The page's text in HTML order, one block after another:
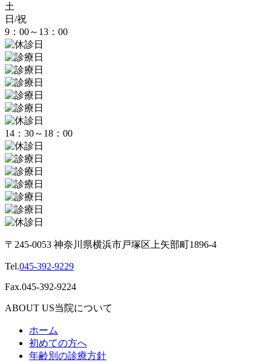
土
日/祝
9：00～13：00
14：30～18：00
〒245-0053 神奈川県横浜市戸塚区上矢部町1896-4
Tel.045-392-9229
Fax.045-392-9224
ABOUT US当院について
ホーム
初めての方へ
年齢別の診療方針